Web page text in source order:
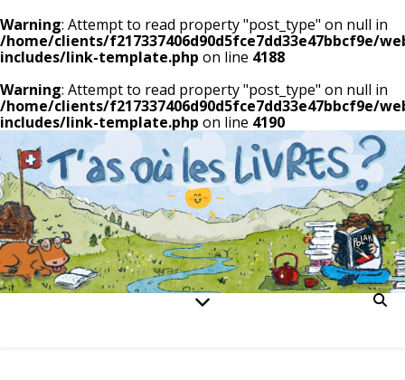
Warning: Attempt to read property "post_type" on null in
/home/clients/f217337406d90d5fce7dd33e47bbcf9e/
includes/link-template.php on line 4188
Warning: Attempt to read property "post_type" on null in
/home/clients/f217337406d90d5fce7dd33e47bbcf9e/
includes/link-template.php on line 4190